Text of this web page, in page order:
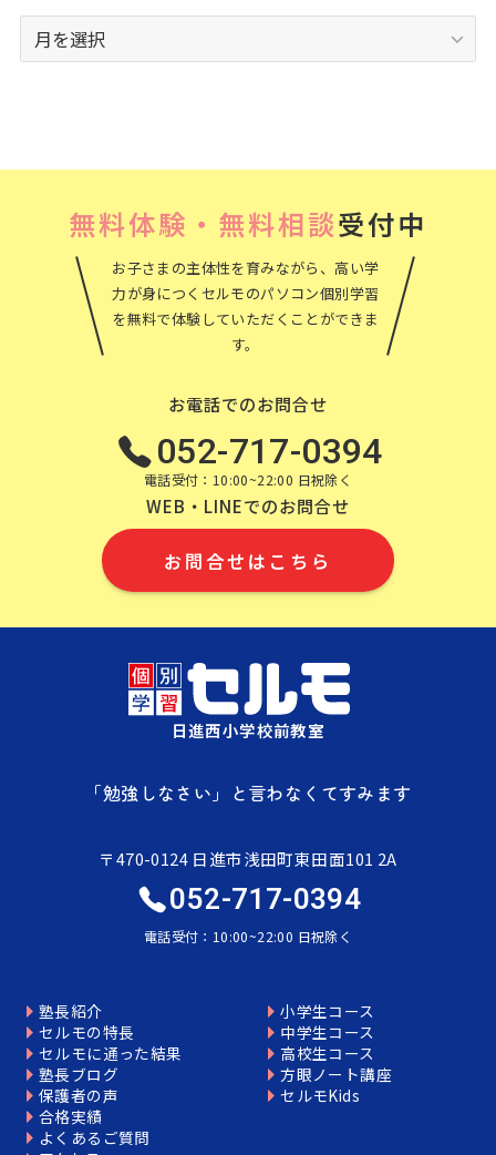
ー
無料体験・無料相談受付中
お子さまの主体性を育みながら、高い学
力が身につくセルモのパソコン個別学習
を無料で体験していただくことができま
す。
お電話でのお問合せ
052-717-0394
電話受付：10:00~22:00 日祝除く
WEB・LINEでのお問合せ
お問合せはこちら
日進西小学校前教室
「勉強しなさい」と言わなくてすみます
〒470-0124 日進市浅田町東田面101 2A
052-717-0394
電話受付：10:00~22:00 日祝除く
塾長紹介
セルモの特長
セルモに通った結果
塾長ブログ
保護者の声
合格実績
小学生コース
中学生コース
高校生コース
方眼ノート講座
セルモKids
よくあるご質問